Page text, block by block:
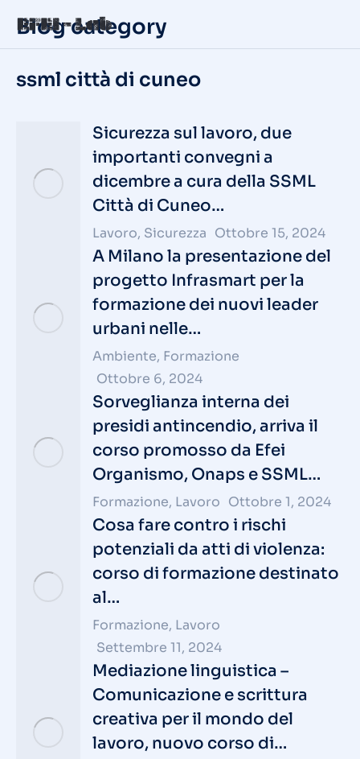
Blog category
ssml città di cuneo
Sicurezza sul lavoro, due
importanti convegni a
dicembre a cura della SSML
Città di Cuneo…
Lavoro, Sicurezza Ottobre 15, 2024
A Milano la presentazione del
progetto Infrasmart per la
formazione dei nuovi leader
urbani nelle…
Ambiente, Formazione
Ottobre 6, 2024
Sorveglianza interna dei
presidi antincendio, arriva il
corso promosso da Efei
Organismo, Onaps e SSML…
Formazione, Lavoro Ottobre 1, 2024
Cosa fare contro i rischi
potenziali da atti di violenza:
corso di formazione destinato
al…
Formazione, Lavoro
Settembre 11, 2024
Mediazione linguistica –
Comunicazione e scrittura
creativa per il mondo del
lavoro, nuovo corso di…